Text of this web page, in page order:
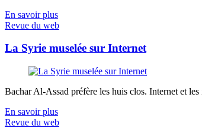
En savoir plus
Revue du web
La Syrie muselée sur Internet
Bachar Al-Assad préfère les huis clos. Internet et
En savoir plus
Revue du web